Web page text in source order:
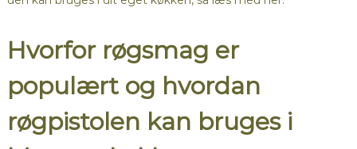
Hvorfor røgsmag er
populært og hvordan
røgpistolen kan bruges i